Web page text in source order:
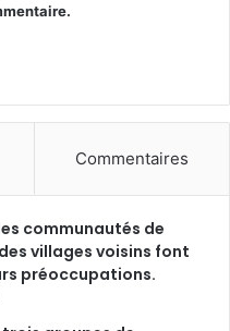
Commentaires
communautés de
villages voisins font
préoccupations.